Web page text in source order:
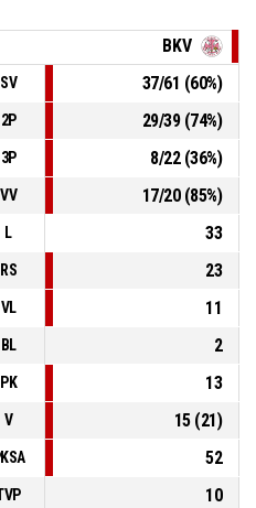
BKV
SV 37/61 (60%)
2P 29/39(74%)
3P 8/22(36%)
VV 17/20(85%)
L
33
RS
23
VL
11
BL
2
PK
13
V 15(21)
52
10